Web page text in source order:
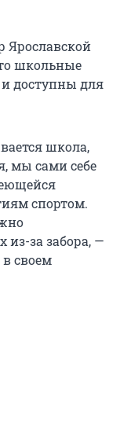
Ярославской
школьные
доступны для
школа,
мы сами себе
спортом.
из-за забора, —
в своем